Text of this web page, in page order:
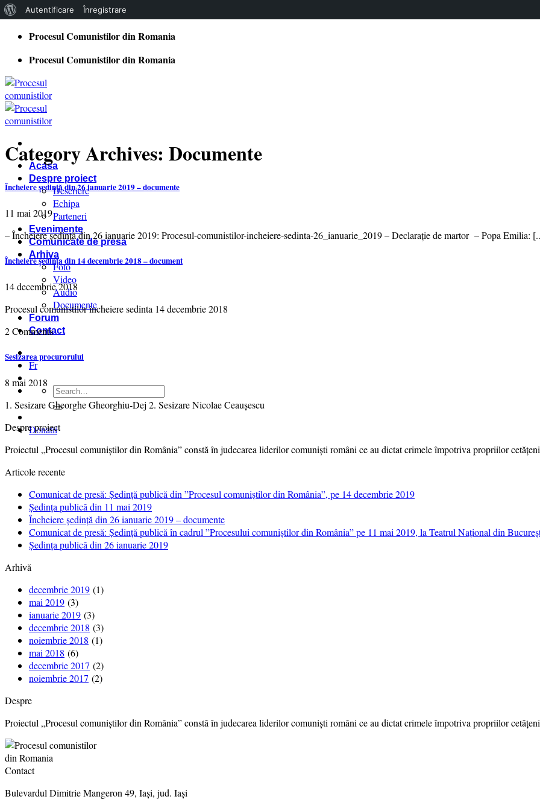
Despre
Autentificare Înregistrare
Skip
content
Procesul Comunistilor din Romania
Procesul Comunistilor din Romania
Acasa
Despre proiect
Descriere
Echipa
Parteneri
Evenimente
Comunicate de presa
Arhiva
Foto
Video
Audio
Documente
Forum
Contact
Fr
Donatii
Category Archives: Documente
Încheiere ședință din 26 ianuarie 2019 – documente
11 mai 2019
– Încheiere ședință din 26 ianuarie 2019: Procesul-comunistilor-incheiere-sedinta-26_ianuarie_2019 – Declarație de martor – Popa Emilia:
Încheiere ședința din 14 decembrie 2018 – document
14 decembrie 2018
Procesul comunistilor incheiere sedinta 14 decembrie 2018
2 Comments
Sesizarea procurorului
8 mai 2018
1. Sesizare Gheorghe Gheorghiu-Dej 2. Sesizare Nicolae Ceaușescu
Despre proiect
Proiectul „Procesul comuniștilor din România” constă în judecarea liderilor comuniști români ce au dictat crimele împotriva propriilor
Articole recente
Comunicat de presă: Ședință publică din ”Procesul comuniștilor din România”, pe 14 decembrie 2019
Ședința publică din 11 mai 2019
Încheiere ședință din 26 ianuarie 2019 – documente
Comunicat de presă: Ședință publică în cadrul ”Procesului comuniștilor din România” pe 11 mai 2019, la Teatrul Național din
Ședința publică din 26 ianuarie 2019
Arhivă
decembrie 2019 (1)
mai 2019 (3)
ianuarie 2019 (3)
decembrie 2018 (3)
noiembrie 2018 (1)
mai 2018 (6)
decembrie 2017 (2)
noiembrie 2017 (2)
Despre
Proiectul „Procesul comuniștilor din România” constă în judecarea liderilor comuniști români ce au dictat crimele împotriva propriilor
Contact
Bulevardul Dimitrie Mangeron 49, Iași, jud. Iași